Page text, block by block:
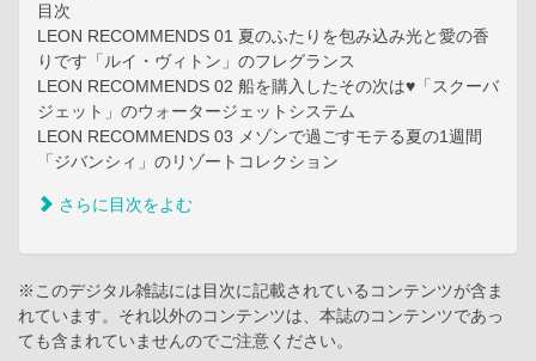
目次
LEON RECOMMENDS 01 夏のふたりを包み込み光と愛の香
りです「ルイ・ヴィトン」のフレグランス
LEON RECOMMENDS 02 船を購入したその次は♥「スクーバ
ジェット」のウォータージェットシステム
LEON RECOMMENDS 03 メゾンで過ごすモテる夏の1週間
「ジバンシィ」のリゾートコレクション
さらに目次をよむ
※このデジタル雑誌には目次に記載されているコンテンツが含ま
れています。それ以外のコンテンツは、本誌のコンテンツであっ
ても含まれていませんのでご注意ください。